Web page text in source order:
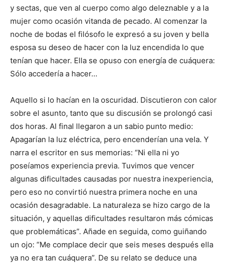
y sectas, que ven al cuerpo como algo deleznable y a la
mujer como ocasión vitanda de pecado. Al comenzar la
noche de bodas el filósofo le expresó a su joven y bella
esposa su deseo de hacer con la luz encendida lo que
tenían que hacer. Ella se opuso con energía de cuáquera:
Sólo accedería a hacer…
Aquello si lo hacían en la oscuridad. Discutieron con calor
sobre el asunto, tanto que su discusión se prolongó casi
dos horas. Al final llegaron a un sabio punto medio:
Apagarían la luz eléctrica, pero encenderían una vela. Y
narra el escritor en sus memorias: “Ni ella ni yo
poseíamos experiencia previa. Tuvimos que vencer
algunas dificultades causadas por nuestra inexperiencia,
pero eso no convirtió nuestra primera noche en una
ocasión desagradable. La naturaleza se hizo cargo de la
situación, y aquellas dificultades resultaron más cómicas
que problemáticas”. Añade en seguida, como guiñando
un ojo: “Me complace decir que seis meses después ella
ya no era tan cuáquera”. De su relato se deduce una